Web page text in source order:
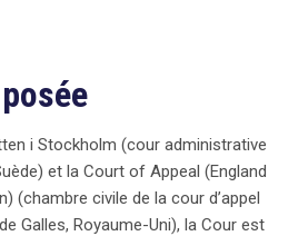
i Stockholm (cour administrative
et la Court of Appeal (England
(chambre civile de la cour d’appel
Galles, Royaume-Uni), la Cour est